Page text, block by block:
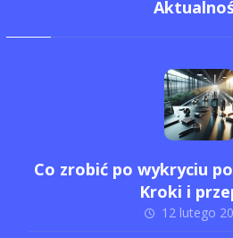
Co zrobić po wykryciu
Kroki i
12 lutego